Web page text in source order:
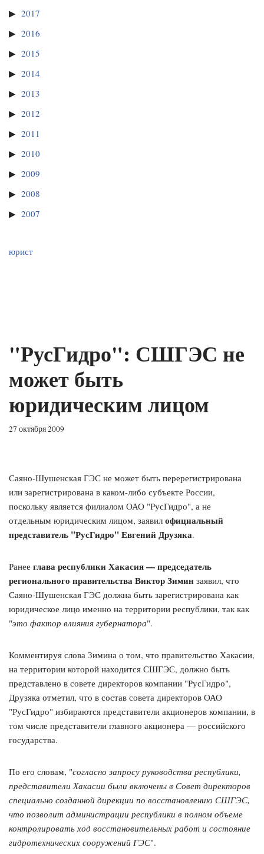
2017
2016
2015
2014
2013
2012
2011
2010
2009
2008
2007
юрист
"РусГидро": СШГЭС не
может быть
юридическим лицом
27 октября 2009
Саяно-Шушенская ГЭС не может быть перерегистрирована
или зарегистрирована в каком-либо субъекте России,
поскольку является филиалом ОАО "РусГидро", а не
отдельным юридическим лицом, заявил официальный
представитель "РусГидро" Евгений Друзяка.
Ранее глава республики Хакасия — председатель
регионального правительства Виктор Зимин заявил, что
Саяно-Шушенская ГЭС должна быть зарегистрирована как
юридическое лицо именно на территории республики, так как
"это фактор влияния губернатора".
Комментируя слова Зимина о том, что правительство Хакасии,
на территории которой находится СШГЭС, должно быть
представлено в совете директоров компании "РусГидро",
Друзяка отметил, что в состав совета директоров ОАО
"РусГидро" избираются представители акционеров компании, в
том числе представители главного акционера — российского
государства.
По его словам, "согласно запросу руководства республики,
представители Хакасии были включены в Совет директоров
специально созданной дирекции по восстановлению СШГЭС,
что позволит администрации республики в полном объеме
контролировать ход восстановительных работ и состояние
гидротехнических сооружений ГЭС".